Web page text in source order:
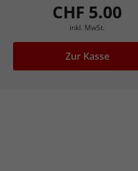
CHF 5.00
inkl. MwSt.
Zur Kasse